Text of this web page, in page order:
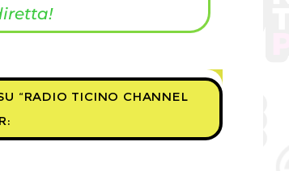
“RADIO TICINO CHANNEL